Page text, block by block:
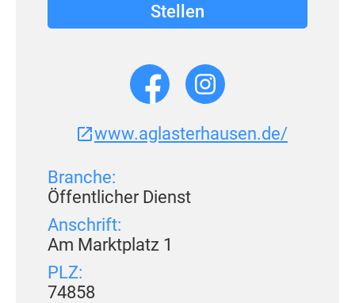
Stellen
www.aglasterhausen.de/
Branche:
Öffentlicher Dienst
Anschrift:
Am Marktplatz 1
PLZ:
74858